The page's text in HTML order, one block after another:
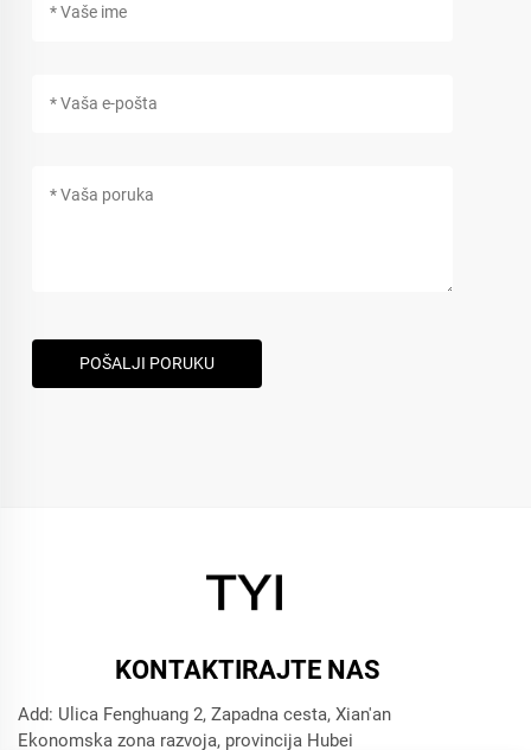
POŠALJI PORUKU
KONTAKTIRAJTE NAS
Add: Ulica Fenghuang 2, Zapadna cesta, Xian'an
Ekonomska zona razvoja, provincija Hubei